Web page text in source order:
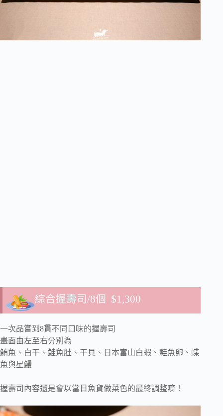
綜合握壽司/8個 $1,300
一次品嘗到8貫不同口味的握壽司
畫面由左至右分別為
鮪魚、白干、鮭魚肚、干貝、日本富山白蝦、鮭魚卵、蝶
魚與星鰻
握壽司內容還是會以當日魚貨做菜色的最終調整唷！